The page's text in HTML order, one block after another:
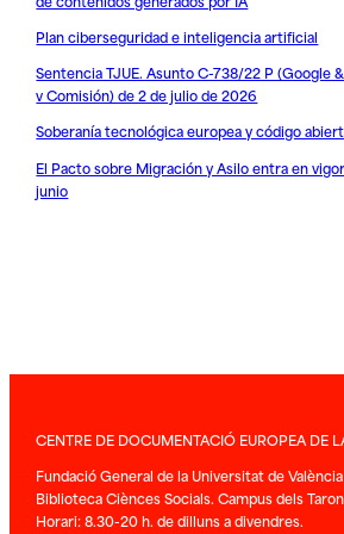
Plan ciberseguridad e inteligencia artificial
Sentencia TJUE. Asunto C-738/22 P (Google
v Comisión) de 2 de julio de 2026
Soberanía tecnológica europea y código
El Pacto sobre Migración y Asilo entra en
junio
CENTRE DE DOCUMENTACIÓ EUROPEA DE
Fundació General de la Universitat de València
Biblioteca Ciènces Socials. Campus dels
Horari: 8.30-20 h. de dilluns a divendres.